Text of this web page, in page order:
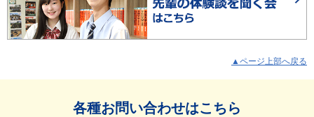
▲ページ上部へ戻る
各種お問い合わせはこちら